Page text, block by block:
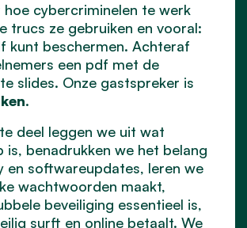
cybercriminelen te werk
trucs ze gebruiken en vooral:
kunt beschermen. Achteraf
een pdf met de
slides. Onze gastspreker is
.
deel leggen we uit wat
is, benadrukken we het belang
en softwareupdates, leren we
wachtwoorden maakt,
beveiliging essentieel is,
surft en online betaalt. We